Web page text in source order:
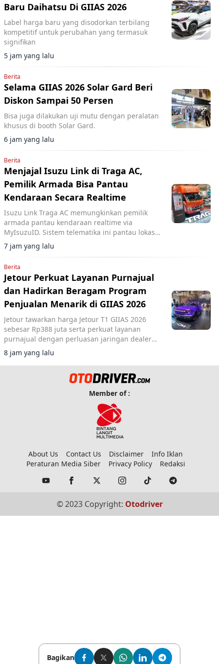
Baru Daihatsu Di GIIAS 2026
Label harga baru yang disodorkan terbilang
kompetitif untuk perubahan yang termasuk
signifikan
5 jam yang lalu
Berita
Selama GIIAS 2026 Solar Gard Beri
Diskon Sampai 50 Persen
Bisa juga dilakukan uji mutu dengan peralatan
khusus di booth Solar Gard.
6 jam yang lalu
Berita
Menjajal Isuzu Link di Traga AC,
Pemilik Armada Bisa Pantau
Kendaraan Secara Realtime
Isuzu Link Traga AC memungkinkan pemilik
armada pantau kendaraan realtime via
MyIsuzuID. Sistem telematika ini pantau lokasi,
kecepatan, dan operasional kendaraan.
7 jam yang lalu
Berita
Jetour Perkuat Layanan Purnajual
dan Hadirkan Beragam Program
Penjualan Menarik di GIIAS 2026
Jetour tawarkan harga Jetour T1 GIIAS 2026
sebesar Rp388 juta serta perkuat layanan
purnajual dengan perluasan jaringan dealer
hingga 40 showroom di GIIAS 2026.
8 jam yang lalu
Bagikan
Member of :
About Us Contact Us Disclaimer
Info Iklan
Peraturan Media Siber
Privacy Policy Redaksi
© 2023 Copyright: Otodriver